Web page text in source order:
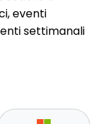
eventi
settimanali